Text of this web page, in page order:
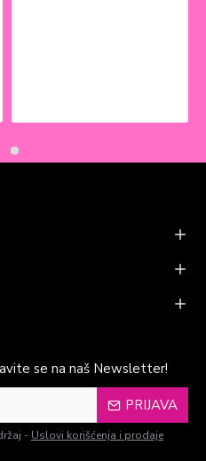
se na naš Newsletter!
PRIJAVA
- Uslovi korišćenja i prodaje